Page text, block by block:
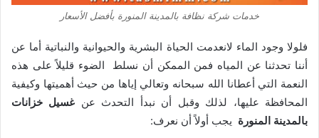
خدمات شركة نظافة بالمدينة المنورة بأفضل الأسعار
فلولا وجود الماء لانعدمت الحياة البشرية والحيوانية والنباتية أما عن
أننا تحدثنا عن المياه فمن الممكن أن نسلط الضوء قليلاً على هذه
النعمة التي أعطانا الله سبحانه وتعالي إياها من حيث أهميتها وكيفية
المحافظة عليها، لذلك وقبل أن نبدأ التحدث عن غسيل خزانات
بالمدينة المنورة يجب أولاً أن نعرف: